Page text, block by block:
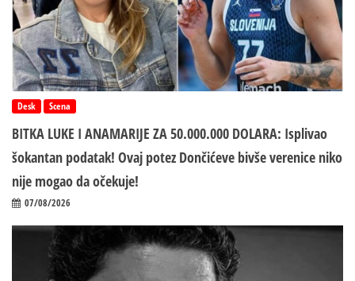
Desk Scena
BITKA LUKE I ANAMARIJE ZA 50.000.000 DOLARA: Isplivao
šokantan podatak! Ovaj potez Dončićeve bivše verenice niko
nije mogao da očekuje!
07/08/2026